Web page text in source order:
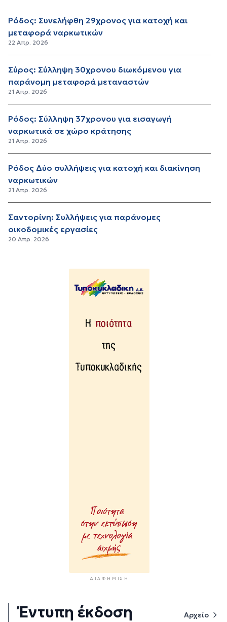
Ρόδος: Συνελήφθη 29χρονος για κατοχή και
μεταφορά ναρκωτικών
22 Απρ. 2026
Σύρος: Σύλληψη 30χρονου διωκόμενου για
παράνομη μεταφορά μεταναστών
21 Απρ. 2026
Ρόδος: Σύλληψη 37χρονου για εισαγωγή
ναρκωτικά σε χώρο κράτησης
21 Απρ. 2026
Ρόδος Δύο συλλήψεις για κατοχή και διακίνηση
ναρκωτικών
21 Απρ. 2026
Σαντορίνη: Συλλήψεις για παράνομες
οικοδομικές εργασίες
20 Απρ. 2026
ΔΙΑΦΉΜΙΣΗ
Έντυπη έκδοση Αρχείο